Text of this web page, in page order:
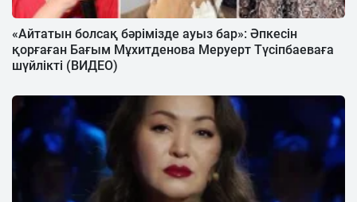
«Айтатын болсақ бәрімізде ауыз бар»: Әпкесін
қорғаған Бағым Мұхитденова Меруерт Түсіпбаеваға
шүйлікті (ВИДЕО)